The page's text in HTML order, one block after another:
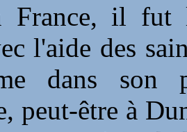
France, il
l'aide des
dans
peut-être à